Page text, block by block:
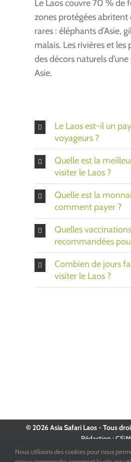
Le Laos couvre 70 % de
zones protégées abritent
rares : éléphants d’Asie,
malais. Les rivières et
des décors naturels
Asie.
Le Laos est-il un
voyageurs ?
Quelle est la
visiter le Laos ?
Quelle est la
comment payer ?
Quelles
recommandées
Combien de jours
visiter le Laos ?
© 2026 Asia Safari Laos - Tous
Rédaction :
Facebook
Nous utilisons des cookies pour nous